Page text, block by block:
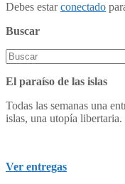
Debes estarconectado
Buscar
El paraíso de las islas
Todas las semanas una
islas, una utopía libertaria.
Ver entregas